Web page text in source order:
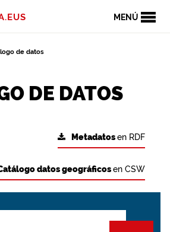
MENÚ
de datos
DE DATOS
Metadatosen RDF
datos geográficosen CSW